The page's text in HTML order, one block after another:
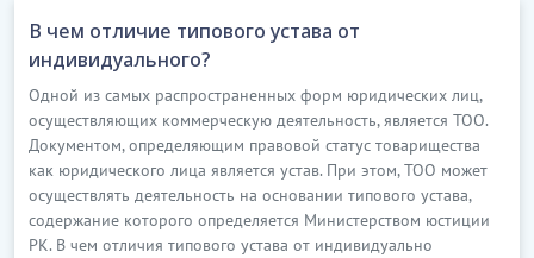
В чем отличие типового устава от
индивидуального?
Одной из самых распространенных форм юридических лиц,
осуществляющих коммерческую деятельность, является ТОО.
Документом, определяющим правовой статус товарищества
как юридического лица является устав. При этом, ТОО может
осуществлять деятельность на основании типового устава,
содержание которого определяется Министерством юстиции
РК. В чем отличия типового устава от индивидуально